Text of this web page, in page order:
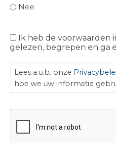
Nee
Privacybeleid
Ik heb de voorwaarden
gelezen, begrepen en ga
Lees a.u.b. onze
hoe we uw informatie
CAPTCHA